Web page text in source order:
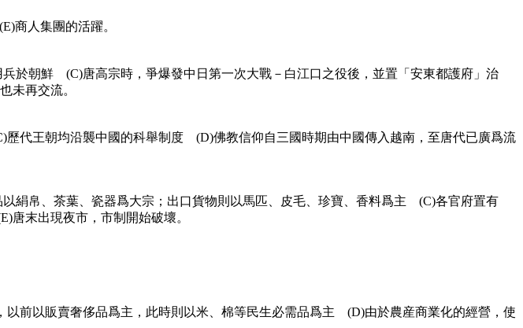
人集團的活躍。
於朝鮮 (C)唐高宗時，爭爆發中日第一次大戰－白江口之役後，並置「安東都護府」治
未再交流。
王朝均沿襲中國的科舉制度 (D)佛教信仰自三國時期由中國傳入越南，至唐代已廣爲流
絹帛、茶葉、瓷器爲大宗；出口貨物則以馬匹、皮毛、珍寶、香料爲主 (C)各官府置有
末出現夜市，市制開始破壞。
以販賣奢侈品爲主，此時則以米、棉等民生必需品爲主 (D)由於農産商業化的經營，使